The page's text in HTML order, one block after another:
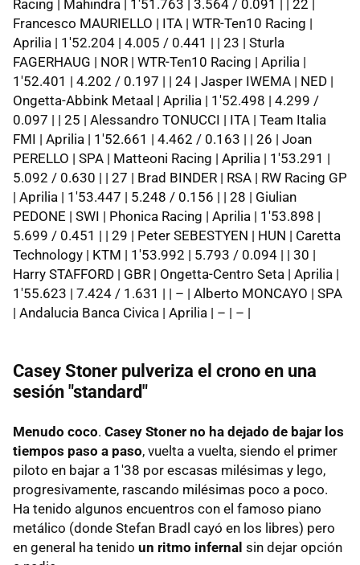
Racing | Mahindra | 1'51.763 | 3.564 / 0.091 | | 22 |
Francesco MAURIELLO | ITA | WTR-Ten10 Racing |
Aprilia | 1'52.204 | 4.005 / 0.441 | | 23 | Sturla
FAGERHAUG | NOR | WTR-Ten10 Racing | Aprilia |
1'52.401 | 4.202 / 0.197 | | 24 | Jasper IWEMA | NED |
Ongetta-Abbink Metaal | Aprilia | 1'52.498 | 4.299 /
0.097 | | 25 | Alessandro TONUCCI | ITA | Team Italia
FMI | Aprilia | 1'52.661 | 4.462 / 0.163 | | 26 | Joan
PERELLO | SPA | Matteoni Racing | Aprilia | 1'53.291 |
5.092 / 0.630 | | 27 | Brad BINDER | RSA | RW Racing GP
| Aprilia | 1'53.447 | 5.248 / 0.156 | | 28 | Giulian
PEDONE | SWI | Phonica Racing | Aprilia | 1'53.898 |
5.699 / 0.451 | | 29 | Peter SEBESTYEN | HUN | Caretta
Technology | KTM | 1'53.992 | 5.793 / 0.094 | | 30 |
Harry STAFFORD | GBR | Ongetta-Centro Seta | Aprilia |
1'55.623 | 7.424 / 1.631 | | – | Alberto MONCAYO | SPA
| Andalucia Banca Civica | Aprilia | – | – |
Casey Stoner pulveriza el crono en una
sesión "standard"
Menudo coco. Casey Stoner no ha dejado de bajar los
tiempos paso a paso, vuelta a vuelta, siendo el primer
piloto en bajar a 1'38 por escasas milésimas y lego,
progresivamente, rascando milésimas poco a poco.
Ha tenido algunos encuentros con el famoso piano
metálico (donde Stefan Bradl cayó en los libres) pero
en general ha tenido un ritmo infernal sin dejar opción